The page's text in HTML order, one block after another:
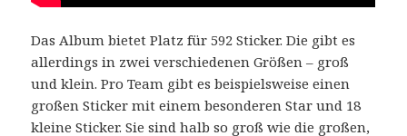
Das Album bietet Platz für 592 Sticker. Die gibt es
allerdings in zwei verschiedenen Größen – groß
und klein. Pro Team gibt es beispielsweise einen
großen Sticker mit einem besonderen Star und 18
kleine Sticker. Sie sind halb so groß wie die großen,